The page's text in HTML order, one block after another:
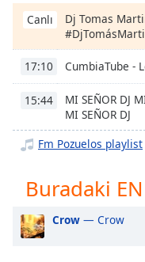
Chapters
Chapters
descriptions
off,
selected
settings
opens
Canlı
Dj Tomas
17:10 CumbiaTube -
15:44
MI SEÑOR DJ
MI SEÑOR DJ
Fm Pozuelos playlist
Buradaki
Crow — Crow